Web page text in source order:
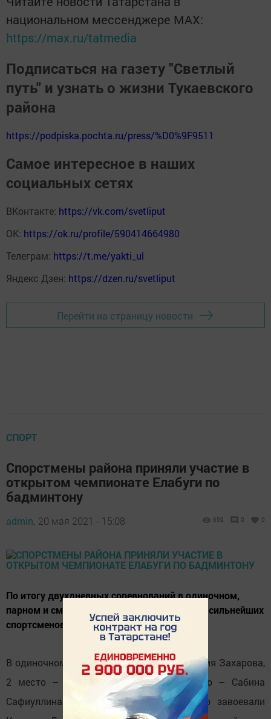
национальном мессенджере MАХ:
https://max.ru/tatmedia
Подписаться на газету "Светлый
путь" и узнать о жизни Тукаевского
района
https://podpiska.pochta.ru/press/%D0%9F9511
Самое интересное в наших
социальных сетях
ВКонтакте: https://vk.com/svetliput
ОК: https://ok.ru/profile/590414664980
Телеграм: https://t.me/yakti_ul
Яндекс Дзен: https://dzen.ru/svetliput
Перейти на страницу новости
СПОРТ
Спорстмены района приняли участие в
открытом чемпионате Елабуги по
бадминтону
admin, 20 мая 2021 - 15:08 659 0 0
По итогу двухдневных соревнований в одиночном,
парном и смешанных разрядах определили сильнейших
спортсменов.
В одиночном разряде 1 место заняла Мария Захарова,
2 место – Камилла Гатупова и 3 место – Сабина
Сафиуллина. В парном разряде 2 место завоевали